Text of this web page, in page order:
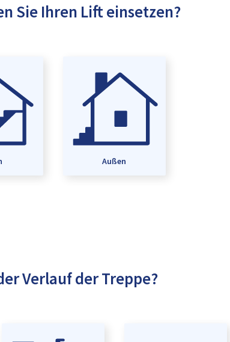
Sie Ihren Lift einsetzen?
Außen
Verlauf der Treppe?